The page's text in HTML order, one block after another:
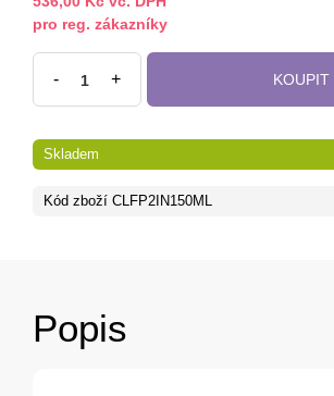
pro reg. zákazníky
- + KOUPIT
Skladem
Kód zboží CLFP2IN150ML
Popis